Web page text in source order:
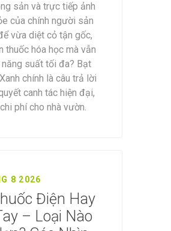
sản và trực tiếp ảnh
của chính người sản
vừa diệt cỏ tận gốc,
thuốc hóa học mà vẫn
suất tối đa? Bạt
chính là câu trả lời
canh tác hiện đại,
phí cho nhà vườn.
8 2026
Điện Hay
– Loại Nào